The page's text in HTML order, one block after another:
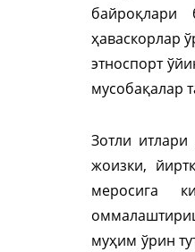
байроқлари
ҳаваскорлар
этноспорт
мусобақалар
Зотли
жоизки,
меросига
муҳим ўрин